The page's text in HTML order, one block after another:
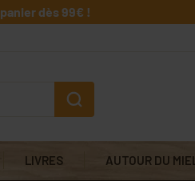
dès 99€ !
LIVRES AUTOUR DU MIEL